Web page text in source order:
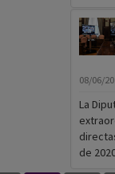
08/06/
La
de